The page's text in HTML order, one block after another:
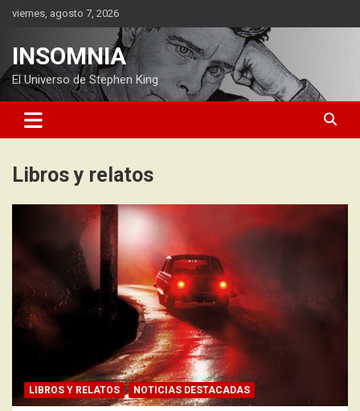
Saltarviernes, agosto 7, 2026
INSOMNIA
El Universo de Stephen King
Libros y relatos
LIBROS Y RELATOS NOTICIAS DESTACADAS